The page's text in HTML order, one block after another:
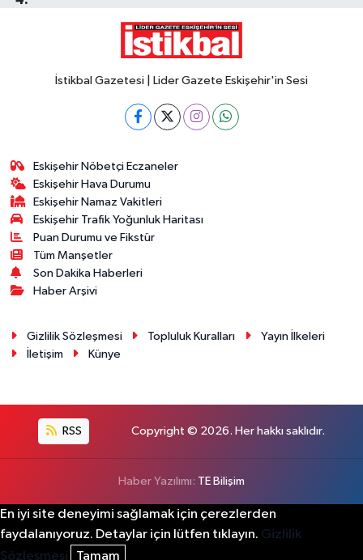
İstikbal Gazetesi | Lider Gazete Eskişehir'in Sesi
Eskişehir Nöbetçi Eczaneler
Eskişehir Hava Durumu
Eskişehir Namaz Vakitleri
Eskişehir Trafik Yoğunluk Haritası
Puan Durumu ve Fikstür
Tüm Manşetler
Son Dakika Haberleri
Haber Arşivi
Gizlilik Sözleşmesi Topluluk Kuralları
Yayın İlkeleri
İletişim
Künye
RSS Copyright © 2026. Her hakkı saklıdır.
Haber Yazılımı: TE Bilişim
En iyi site deneyimi sağlamak için çerezlerden
faydalanıyoruz. Detaylar için lütfen tıklayın. Gizlilik
Sözleşmesi
Tamam